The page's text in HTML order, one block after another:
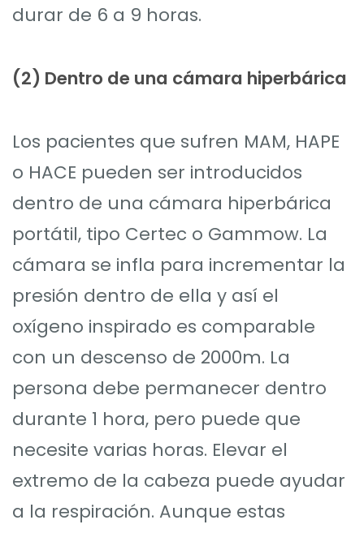
durar de 6 a 9 horas.
(2) Dentro de una cámara hiperbárica
Los pacientes que sufren MAM, HAPE
o HACE pueden ser introducidos
dentro de una cámara hiperbárica
portátil, tipo Certec o Gammow. La
cámara se infla para incrementar la
presión dentro de ella y así el
oxígeno inspirado es comparable
con un descenso de 2000m. La
persona debe permanecer dentro
durante 1 hora, pero puede que
necesite varias horas. Elevar el
extremo de la cabeza puede ayudar
a la respiración. Aunque estas